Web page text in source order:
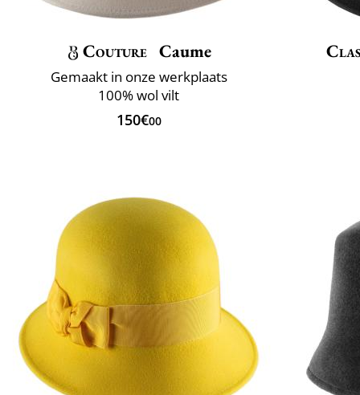
Couture Caume
Gemaakt in onze werkplaats
100% wol vilt
150€00